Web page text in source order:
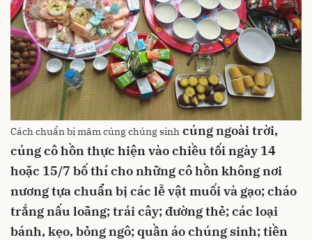
Cách chuẩn bị mâm cúng chúng sinh cúng ngoài trời,
cúng cô hồn thực hiện vào chiều tối ngày 14
hoặc 15/7 bố thí cho những cô hồn không nơi
nương tựa chuẩn bị các lễ vậtmuối và gạo;cháo
trắngnấu loãng;trái cây; đường thẻ; các loại
bánh, kẹo, bỏng ngô; quần áo chúng sinh; tiền